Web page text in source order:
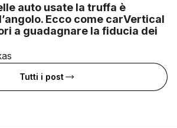
auto usate la truffa è
Ecco come carVertical
a guadagnare la fiducia dei
Tutti i post